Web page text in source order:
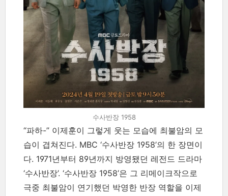
수사반장 1958
“파하-” 이제훈이 그렇게 웃는 모습에 최불암의 모
습이 겹쳐진다. MBC ‘수사반장 1958’의 한 장면이
다. 1971년부터 89년까지 방영됐던 레전드 드라마
‘수사반장’. ‘수사반장 1958’은 그 리메이크작으로
극중 최불암이 연기했던 박영한 반장 역할을 이제